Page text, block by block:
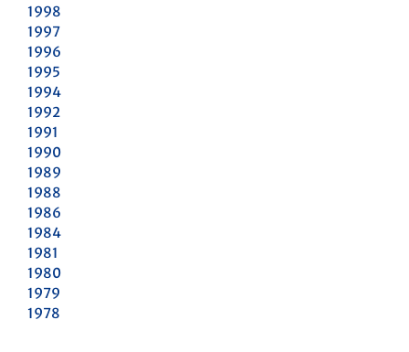
1998
1997
1996
1995
1994
1992
1991
1990
1989
1988
1986
1984
1981
1980
1979
1978